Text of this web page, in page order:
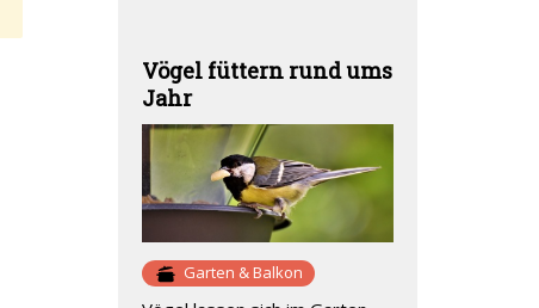
Vögel füttern rund ums
Jahr
Garten & Balkon